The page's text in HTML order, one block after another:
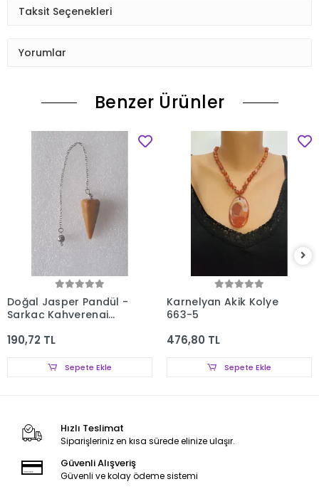
Taksit Seçenekleri
Yorumlar
Benzer Ürünler
Doğal Jasper Pandül -
Sarkaç Kahverengi
190,72 TL
Sepete Ekle
Karnelyan Akik Kolye
663-5
476,80 TL
Sepete Ekle
Hızlı Teslimat
Siparişleriniz en kısa sürede elinize ulaşır.
Güvenli Alışveriş
Güvenli ve kolay ödeme sistemi